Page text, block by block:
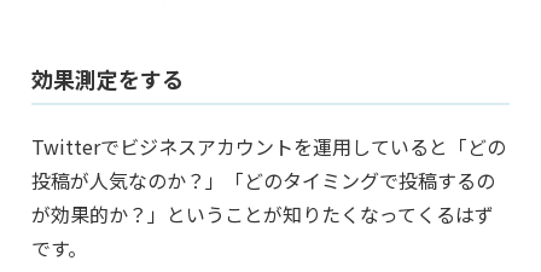
効果測定をする
Twitterでビジネスアカウントを運用していると「どの
投稿が人気なのか？」「どのタイミングで投稿するの
が効果的か？」ということが知りたくなってくるはず
です。